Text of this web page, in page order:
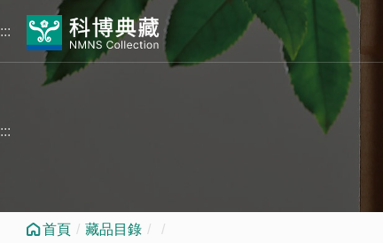
跳到中央內容區塊
:::
:::
首頁 藏品目錄